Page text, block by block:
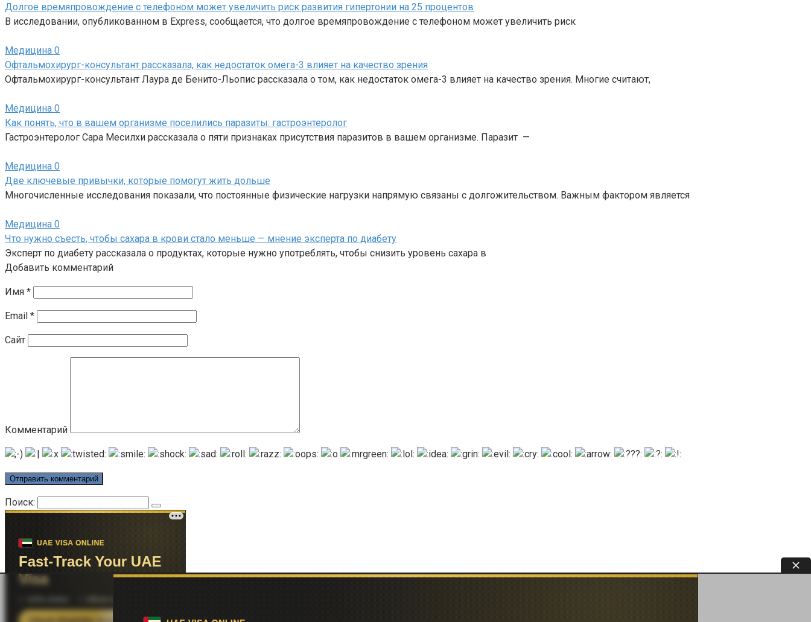
Долгое времяпровождение с телефоном может увеличить риск развития гипертонии на 25 процентов
В исследовании, опубликованном в Express, сообщается, что долгое времяпровождение с телефоном может увеличить риск
Медицина 0
Офтальмохирург-консультант рассказала, как недостаток омега-3 влияет на качество зрения
Офтальмохирург-консультант Лаура де Бенито-Льопис рассказала о том, как недостаток омега-3 влияет на качество зрения. Многие считают,
Медицина 0
Как понять, что в вашем организме поселились паразиты: гастроэнтеролог
Гастроэнтеролог Сара Месилхи рассказала о пяти признаках присутствия паразитов в вашем организме. Паразит —
Медицина 0
Две ключевые привычки, которые помогут жить дольше
Многочисленные исследования показали, что постоянные физические нагрузки напрямую связаны с долгожительством. Важным фактором является
Медицина 0
Что нужно съесть, чтобы сахара в крови стало меньше — мнение эксперта по диабету
Эксперт по диабету рассказала о продуктах, которые нужно употреблять, чтобы снизить уровень сахара в
Добавить комментарий
Имя *
Email *
Сайт
Комментарий
Поиск: